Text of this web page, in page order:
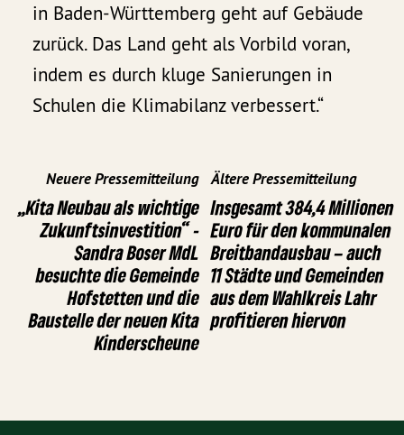
in Baden-Württemberg geht auf Gebäude
zurück. Das Land geht als Vorbild voran,
indem es durch kluge Sanierungen in
Schulen die Klimabilanz verbessert.“
Neuere Pressemitteilung
„Kita Neubau als wichtige
Zukunftsinvestition“ -
Sandra Boser MdL
besuchte die Gemeinde
Hofstetten und die
Baustelle der neuen Kita
Kinderscheune
Ältere Pressemitteilung
Insgesamt 384,4 Millionen
Euro für den kommunalen
Breitbandausbau – auch
11 Städte und Gemeinden
aus dem Wahlkreis Lahr
profitieren hiervon